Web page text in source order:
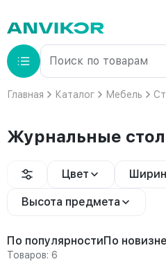
Главная Каталог Мебель
Журнальные
Цвет
Высота предмета
По популярностиПо новизне
Товаров: 6